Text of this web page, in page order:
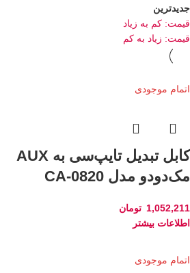
جدیدترین
قیمت: کم به زیاد
قیمت: زیاد به کم
اتمام موجودی
کابل تبدیل تایپ‌سی به AUX
مک‌دودو مدل CA-0820
1,052,211 تومان
اطلاعات بیشتر
اتمام موجودی